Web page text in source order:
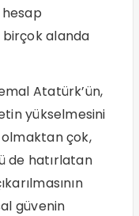
birçok alanda
Atatürk’ün,
yükselmesini
çok,
de hatırlatan
güvenin